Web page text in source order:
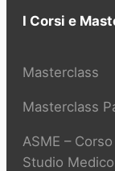
I Corsi e
Masterclass
Masterclass
ASME –
Studio